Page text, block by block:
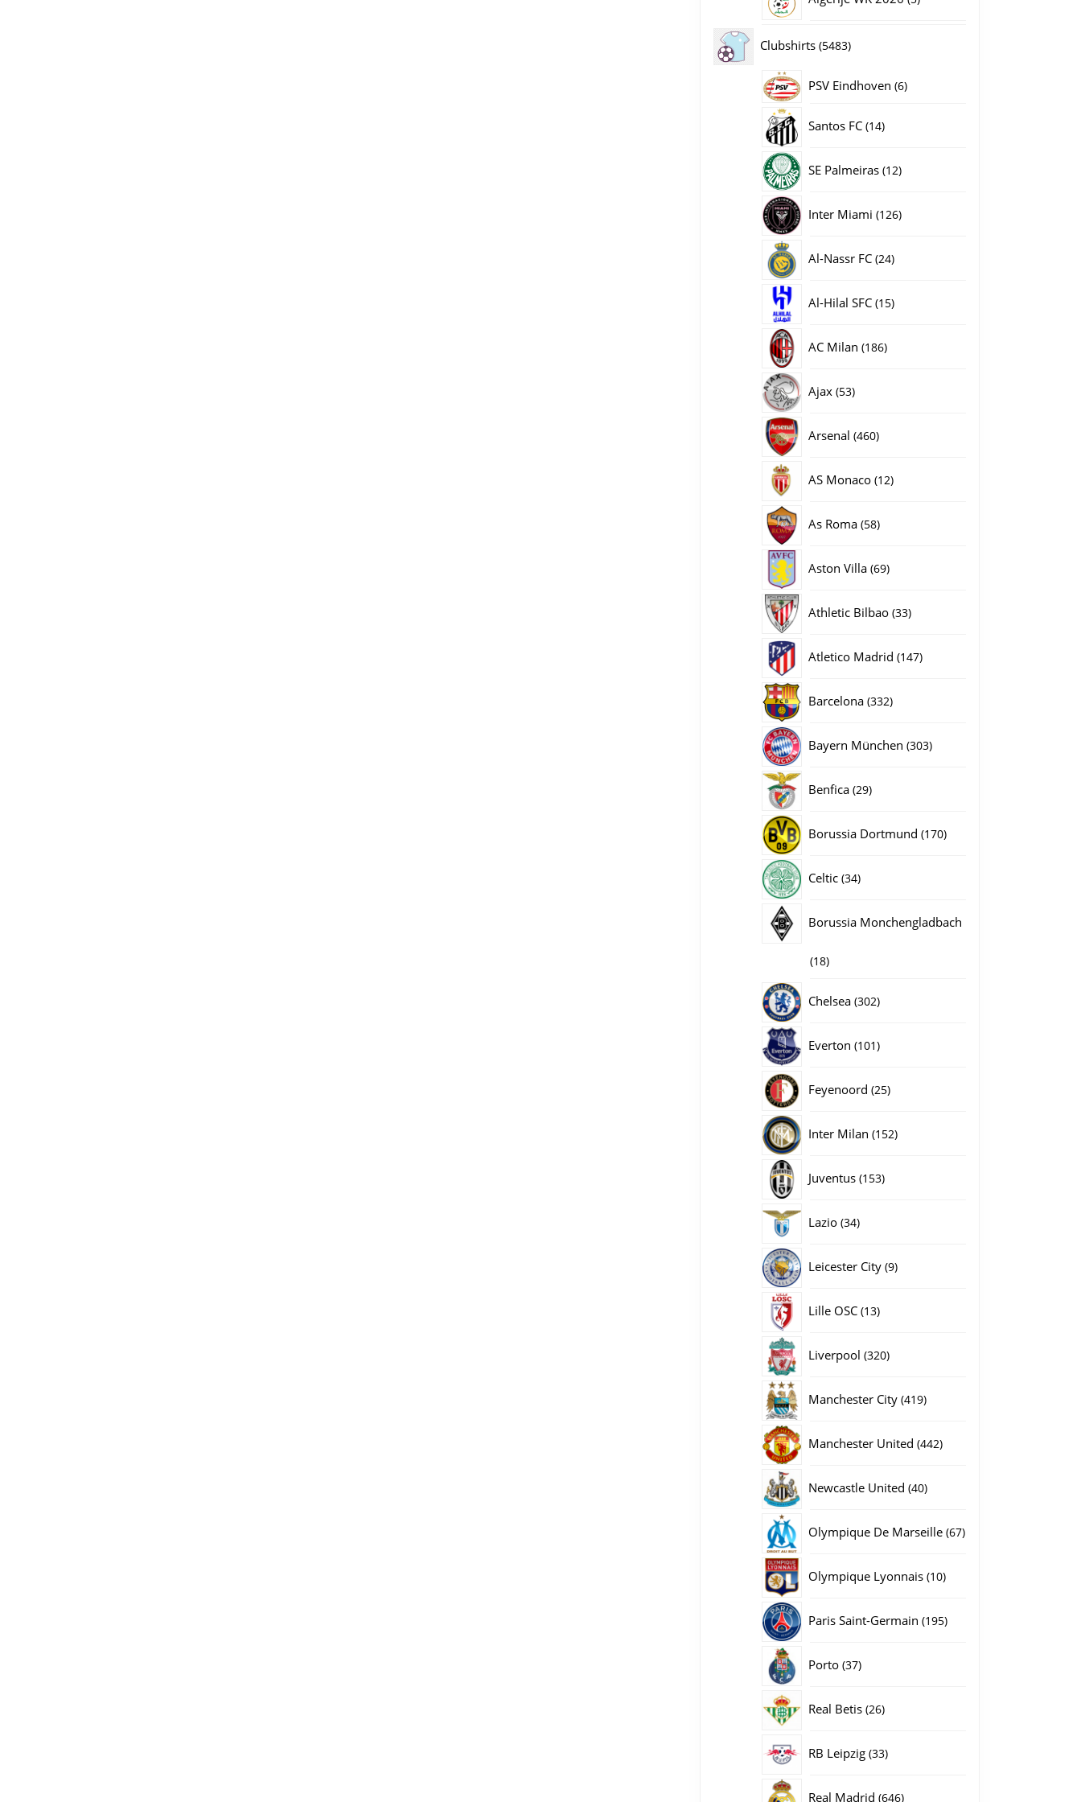
Clubshirts 54835483
producten
PSV Eindhoven 66
Santos FC 1414
SE Palmeiras 1212
Inter Miami 126126
Al-Nassr FC 2424
Al-Hilal SFC 1515
AC Milan 186186
Ajax 5353
Arsenal 460460
AS Monaco 1212
As Roma 5858
Aston Villa 6969
Athletic Bilbao 3333
Atletico Madrid 147147
Barcelona 332332
Bayern München 303303
Benfica 2929
Borussia Dortmund 170170
Celtic 3434
Borussia Monchengladbach
1818
producten
Chelsea 302302
Everton 101101
Feyenoord 2525
Inter Milan 152152
Juventus 153153
Lazio 3434
Leicester City 99
Lille OSC 1313
Liverpool 320320
Manchester City 419419
Manchester United 442442
Newcastle United 4040
Olympique De Marseille 6767
Olympique Lyonnais 1010
Paris Saint-Germain 195195
Porto 3737
Real Betis 2626
RB Leipzig 3333
Real Madrid 646646